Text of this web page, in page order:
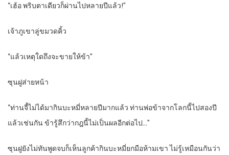
“เฮ้อ พริบตาเดียวก็ผ่านไปหลายปีแล้ว!”
เจ้าภูเขาลู่ขมวดคิ้ว
“แล้วเหตุใดถึงจะขายให้ข้า”
ซุนฝูส่ายหน้า
“ท่านจี้ไม่ได้มากินบะหมี่หลายปีมากแล้ว ท่านพ่อข้าจากโลกนี้ไปสองปี
แล้วเช่นกัน ข้ารู้สึกว่ากฎนี้ไม่เป็นผลอีกต่อไป…”
ซุนฝูยังไม่ทันพูดจบก็เห็นลูกค้ากินบะหมี่ยกมือห้ามเขา ไม่รู้เหมือนกันว่า